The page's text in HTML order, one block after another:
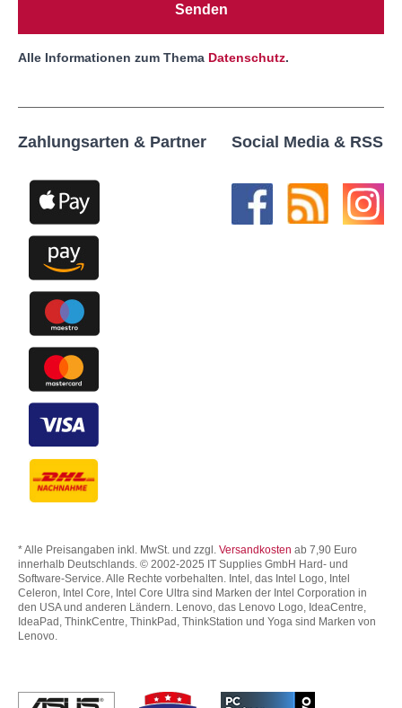
Senden
Alle Informationen zum Thema Datenschutz.
Zahlungsarten & Partner Social Media & RSS
* Alle Preisangaben inkl. MwSt. und zzgl. Versandkosten ab 7,90 Euro
innerhalb Deutschlands. © 2002-2025 IT Supplies GmbH Hard- und
Software-Service. Alle Rechte vorbehalten. Intel, das Intel Logo, Intel
Celeron, Intel Core, Intel Core Ultra sind Marken der Intel Corporation in
den USA und anderen Ländern. Lenovo, das Lenovo Logo, IdeaCentre,
IdeaPad, ThinkCentre, ThinkPad, ThinkStation und Yoga sind Marken von
Lenovo.